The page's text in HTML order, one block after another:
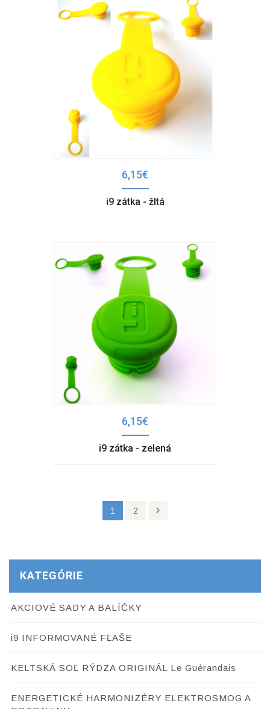
6,15€
i9 zátka - žltá
6,15€
i9 zátka - zelená
1 2
KATEGÓRIE
AKCIOVÉ SADY A BALÍČKY
i9 INFORMOVANÉ FĽAŠE
KELTSKÁ SOĽ RÝDZA ORIGINÁL Le Guérandais
ENERGETICKÉ HARMONIZÉRY ELEKTROSMOG A